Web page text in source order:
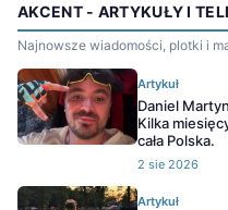
AKCENT - ARTYKUŁY I
Najnowsze wiadomości, plotki i
Artykuł
Daniel
Kilka
cała Polska.
2 sie 2026
Artykuł